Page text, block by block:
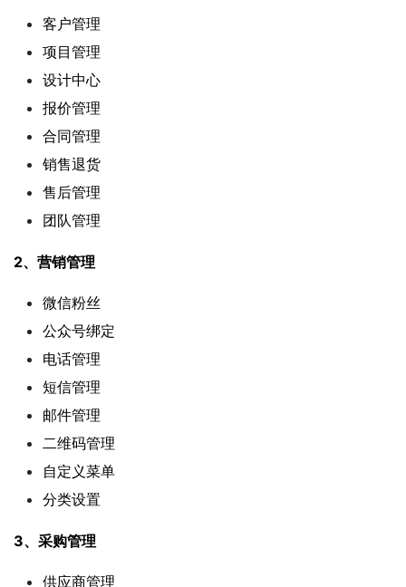
客户管理
项目管理
设计中心
报价管理
合同管理
销售退货
售后管理
团队管理
2、营销管理
微信粉丝
公众号绑定
电话管理
短信管理
邮件管理
二维码管理
自定义菜单
分类设置
3、采购管理
供应商管理